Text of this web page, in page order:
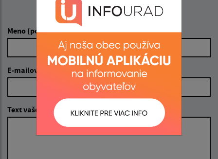
Napíšte nám:
Meno (povinné)
E-mailová adresa (povinné)
Text vašej správy (povinné)